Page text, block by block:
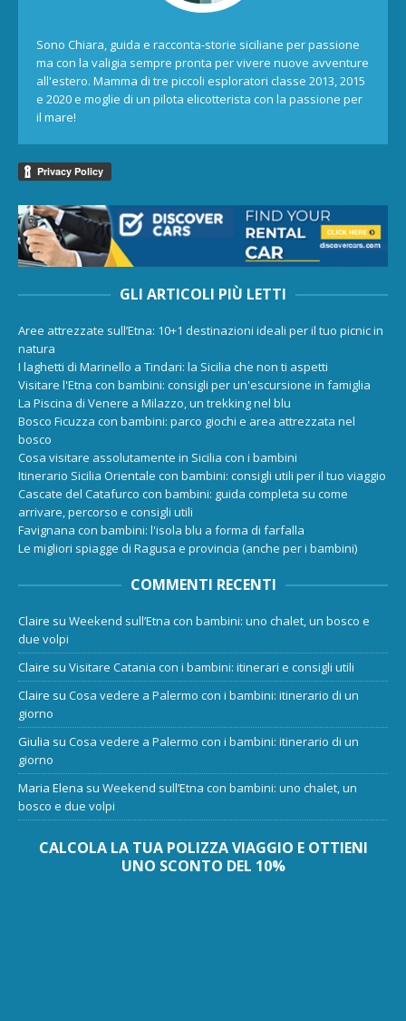
Sono Chiara, guida e racconta-storie siciliane per passione
ma con la valigia sempre pronta per vivere nuove avventure
all'estero. Mamma di tre piccoli esploratori classe 2013, 2015
e 2020 e moglie di un pilota elicotterista con la passione per
il mare!
GLI ARTICOLI PIÙ LETTI
Aree attrezzate sull’Etna: 10+1 destinazioni ideali per il tuo picnic in
natura
I laghetti di Marinello a Tindari: la Sicilia che non ti aspetti
Visitare l'Etna con bambini: consigli per un'escursione in famiglia
La Piscina di Venere a Milazzo, un trekking nel blu
Bosco Ficuzza con bambini: parco giochi e area attrezzata nel
bosco
Cosa visitare assolutamente in Sicilia con i bambini
Itinerario Sicilia Orientale con bambini: consigli utili per il tuo viaggio
Cascate del Catafurco con bambini: guida completa su come
arrivare, percorso e consigli utili
Favignana con bambini: l'isola blu a forma di farfalla
Le migliori spiagge di Ragusa e provincia (anche per i bambini)
COMMENTI RECENTI
Claire su Weekend sull’Etna con bambini: uno chalet, un bosco e
due volpi
Claire su Visitare Catania con i bambini: itinerari e consigli utili
Claire su Cosa vedere a Palermo con i bambini: itinerario di un
giorno
Giulia su Cosa vedere a Palermo con i bambini: itinerario di un
giorno
Maria Elena su Weekend sull’Etna con bambini: uno chalet, un
bosco e due volpi
CALCOLA LA TUA POLIZZA VIAGGIO E OTTIENI
UNO SCONTO DEL 10%